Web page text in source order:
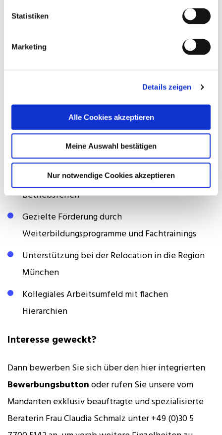
Statistiken
Marketing
Details zeigen
Alle Cookies akzeptieren
Meine Auswahl bestätigen
Nur notwendige Cookies akzeptieren
mit internen und externen Ansprechpartnern
Entwicklung von Mitarbeitern in einem
Umfassendes Urlaubspaket mit 30 Tagen
Flexible Arbeitszeitgestaltung und mobiles
Arbeiten (6 Tage pro Monat)
Zusätzliche Ausfallzeiten an Brückentagen und
Betriebsferien
Gezielte Förderung durch
Weiterbildungsprogramme und Fachtrainings
Unterstützung bei der Relocation in die Region
München
Kollegiales Arbeitsumfeld mit flachen
Hierarchien
Interesse geweckt?
Dann bewerben Sie sich über den hier integrierten
Bewerbungsbuttonoder rufen Sie unsere vom
Mandanten exklusiv beauftragte und spezialisierte
Beraterin Frau Claudia Schmalz unter +49 (0)30 5